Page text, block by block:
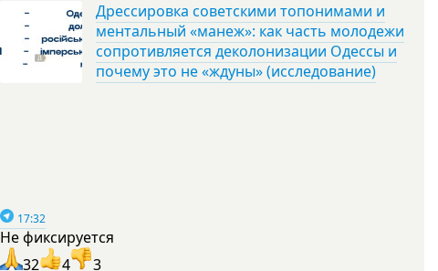
Дрессировка советскими топонимами и
ментальный «манеж»: как часть молодежи
сопротивляется деколонизации Одессы и
почему это не «ждуны» (исследование)
17:32
Не фиксируется
32
4 3